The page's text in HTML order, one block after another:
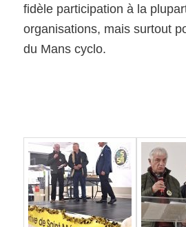
fidèle participation à la
organisations, mais surtout
du Mans cyclo.